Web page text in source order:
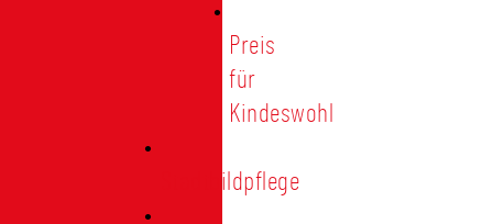
Preis
für
Kindeswohl
Stadtbildpflege